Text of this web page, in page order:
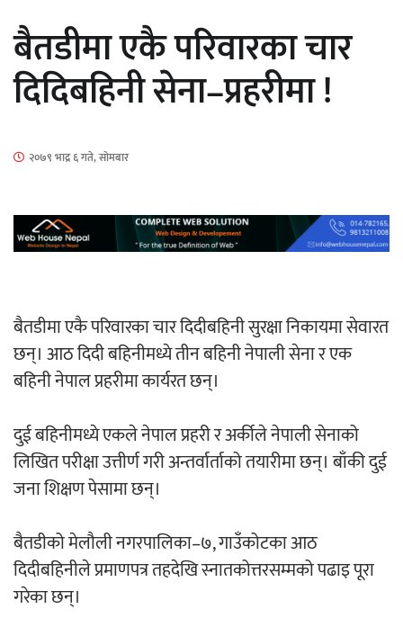
सार्वजनिक
‘ईयुमा डट कम’ले बुधबारदेखि आफ्नो
औपचारिक सेवा सञ्चालनमा
हलमा छैन ‘गौँथली’को टिकट
बैतडीमा एकै परिवारका चार
दिदिबहिनी सेना–प्रहरीमा !
२०७९ भाद्र ६ गते, सोमबार
बैतडीमा एकै परिवारका चार दिदीबहिनी सुरक्षा निकायमा सेवारत
छन्। आठ दिदी बहिनीमध्ये तीन बहिनी नेपाली सेना र एक
बहिनी नेपाल प्रहरीमा कार्यरत छन्।
दुई बहिनीमध्ये एकले नेपाल प्रहरी र अर्कीले नेपाली सेनाको
लिखित परीक्षा उत्तीर्ण गरी अन्तर्वार्ताको तयारीमा छन्। बाँकी दुई
जना शिक्षण पेसामा छन्।
बैतडीको मेलौली नगरपालिका–७, गाउँकोटका आठ
दिदीबहिनीले प्रमाणपत्र तहदेखि स्नातकोत्तरसम्मको पढाइ पूरा
गरेका छन्।